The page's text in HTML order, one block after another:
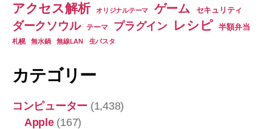
アクセス解析 オリジナルテーマ ゲーム セキュリティ
ダークソウル テーマ プラグイン レシピ 半額弁当
札幌 無水鍋 無線LAN 生パスタ
カテゴリー
コンピューター (1,438)
Apple(167)